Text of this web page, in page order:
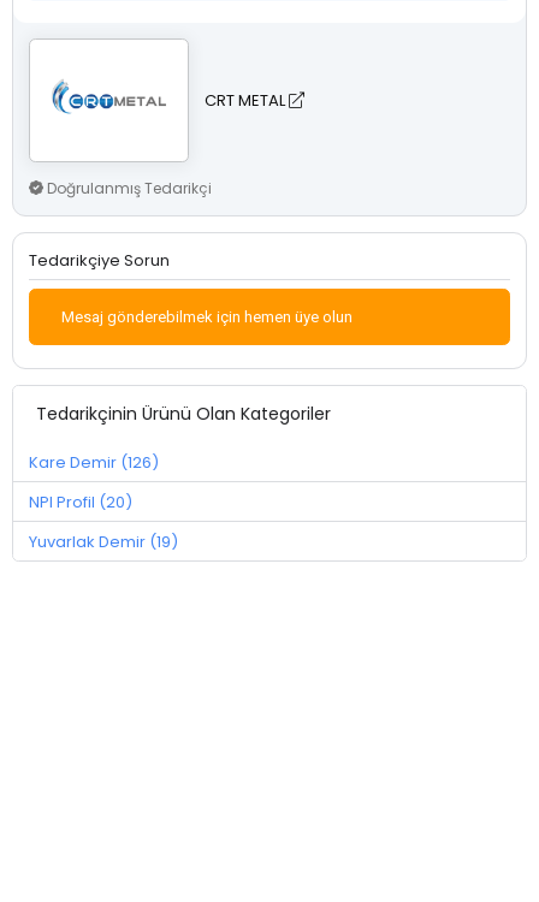
CRT METAL
Doğrulanmış Tedarikçi
Tedarikçiye Sorun
Mesaj gönderebilmek için hemen üye olun
Tedarikçinin Ürünü Olan Kategoriler
Kare Demir (126)
NPI Profil (20)
Yuvarlak Demir (19)